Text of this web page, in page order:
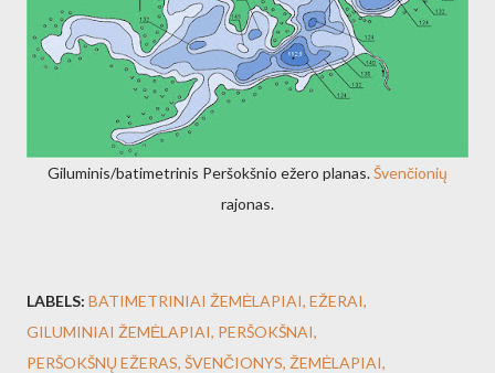
Giluminis/batimetrinis Peršokšnio ežero planas.Švenčionių
rajonas.
LABELS: BATIMETRINIAI ŽEMĖLAPIAI EŽERAI
GILUMINIAI ŽEMĖLAPIAI PERŠOKŠNAI
PERŠOKŠNŲ EŽERAS ŠVENČIONYS ŽEMĖLAPIAI